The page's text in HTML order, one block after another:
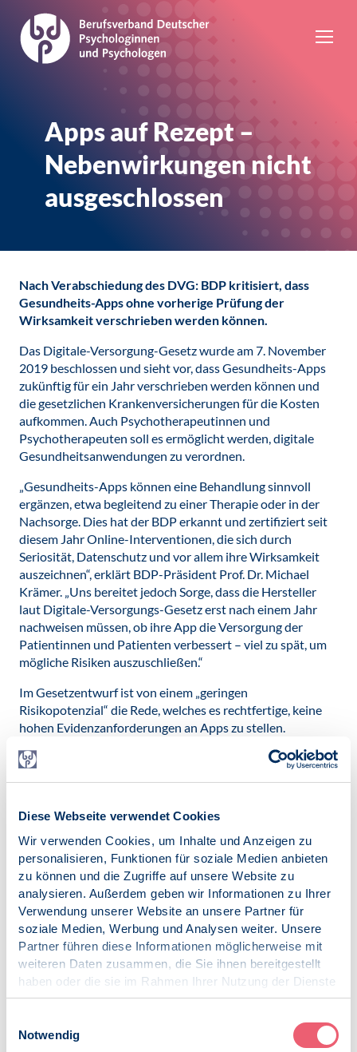
Diese Webseite verwendet Cookies
Wir verwenden Cookies, um Inhalte und Anzeigen zu
personalisieren, Funktionen für soziale Medien anbieten
zu können und die Zugriffe auf unsere Website zu
analysieren. Außerdem geben wir Informationen zu Ihrer
Verwendung unserer Website an unsere Partner für
soziale Medien, Werbung und Analysen weiter. Unsere
Partner führen diese Informationen möglicherweise mit
weiteren Daten zusammen, die Sie ihnen bereitgestellt
haben oder die sie im Rahmen Ihrer Nutzung der Dienste
gesammelt haben.
Notwendig
Apps auf Rezept –
Nebenwirkungen nicht
ausgeschlossen
Nach Verabschiedung des DVG: BDP kritisiert, dass
Gesundheits-Apps ohne vorherige Prüfung der
Wirksamkeit verschrieben werden können.
Das Digitale-Versorgung-Gesetz wurde am 7. November
2019 beschlossen und sieht vor, dass Gesundheits-Apps
zukünftig für ein Jahr verschrieben werden können und
die gesetzlichen Krankenversicherungen für die Kosten
aufkommen. Auch Psychotherapeutinnen und
Psychotherapeuten soll es ermöglicht werden, digitale
Gesundheitsanwendungen zu verordnen.
„Gesundheits-Apps können eine Behandlung sinnvoll
ergänzen, etwa begleitend zu einer Therapie oder in der
Nachsorge. Dies hat der BDP erkannt und zertifiziert seit
diesem Jahr Online-Interventionen, die sich durch
Seriosität, Datenschutz und vor allem ihre Wirksamkeit
auszeichnen“, erklärt BDP-Präsident Prof. Dr. Michael
Krämer. „Uns bereitet jedoch Sorge, dass die Hersteller
laut Digitale-Versorgungs-Gesetz erst nach einem Jahr
nachweisen müssen, ob ihre App die Versorgung der
Patientinnen und Patienten verbessert – viel zu spät, um
mögliche Risiken auszuschließen.“
Im Gesetzentwurf ist von einem „geringen
Risikopotenzial“ die Rede, welches es rechtfertige, keine
hohen Evidenzanforderungen an Apps zu stellen.
Therapie in Anspruch zu nehmen, sich nur auf eine App
verlassen. Es ist sogar denkbar, dass eine ungeprüfte App
Video zum Gütesiegel
Veröffentlicht am:
20.11.2019
Zur Übersicht